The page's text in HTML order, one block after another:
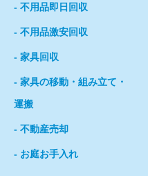
不用品即日回収
不用品激安回収
家具回収
家具の移動・組み立て・
運搬
不動産売却
お庭お手入れ